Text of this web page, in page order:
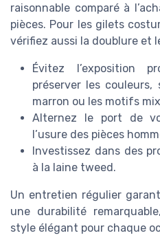
raisonnable comparé à
pièces. Pour les gilets
vérifiez aussi la doublure et
Évitez l’exposition
préserver les
marron ou les motifs
Alternez le port de
l’usure des pièces
Investissez dans des
à la laine tweed.
Un entretien régulier
une durabilité
style élégant pour chaque